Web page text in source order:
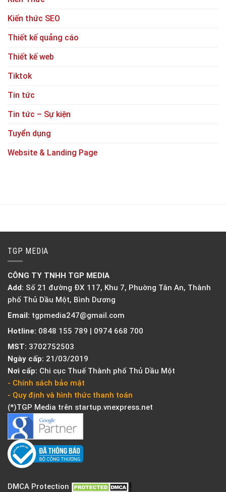
Kiến thức SEO
Thiết kế quảng cáo
Thiết kế web
Tiktok
Tin tức
Tin tức – Sự kiện
Tuyển dụng
Website & Landing Page
TGP MEDIA
CÔNG TY TNHH TGP MEDIA
Add: Số 21 đường ĐX 117, Khu 7, Phuờng Tân An, Thành
phố Thủ Dầu Một, Bình Dương
Email: tgpmedia247@gmail.com
Hotline: 0848 155 789 | 0974 668 700
MST: 3702752503
Ngày cấp: 21/03/2019
Nơi cấp: Chi cục Thuế Thành phố Thủ Dầu Một
- Chính sách bảo mật
- Quy định và hình thức thanh toán
(*)TGP Media trên startup.vnexpress.net
DMCA Protection